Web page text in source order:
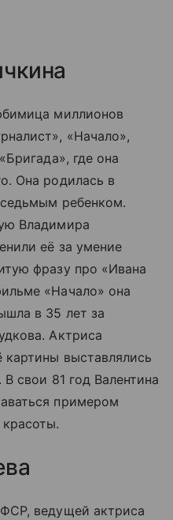
миллионов
«Начало»,
где она
Она родилась в
ребенком.
Владимира
её за умение
фразу про «Ивана
«Начало» она
в 35 лет за
Актриса
выставлялись
свои 81 год Валентина
примером
ведущей актриса